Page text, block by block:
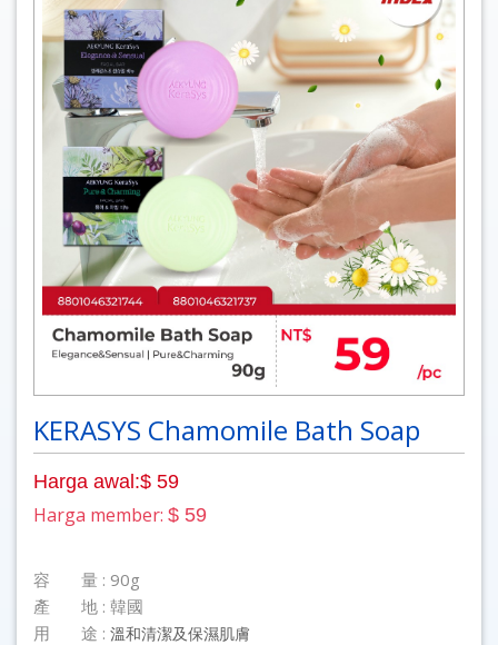
KERASYS Chamomile Bath Soap
Harga awal:$ 59
Harga member: $ 59
容 量 : 90g
產 地 : 韓國
用 途 : 溫和清潔及保濕肌膚